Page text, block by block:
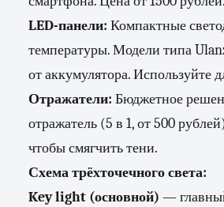
LED-панели: Компактные
температуры. Модели типа
от аккумулятора. Используйте
Отражатели: Бюджетное
отражатель (5 в 1, от 500
чтобы смягчить тени.
Схема трёхточечного света:
Key light (основной) —